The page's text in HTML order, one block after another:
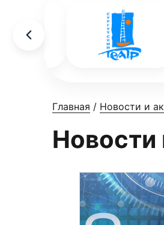
Главная / Новости и
Новости